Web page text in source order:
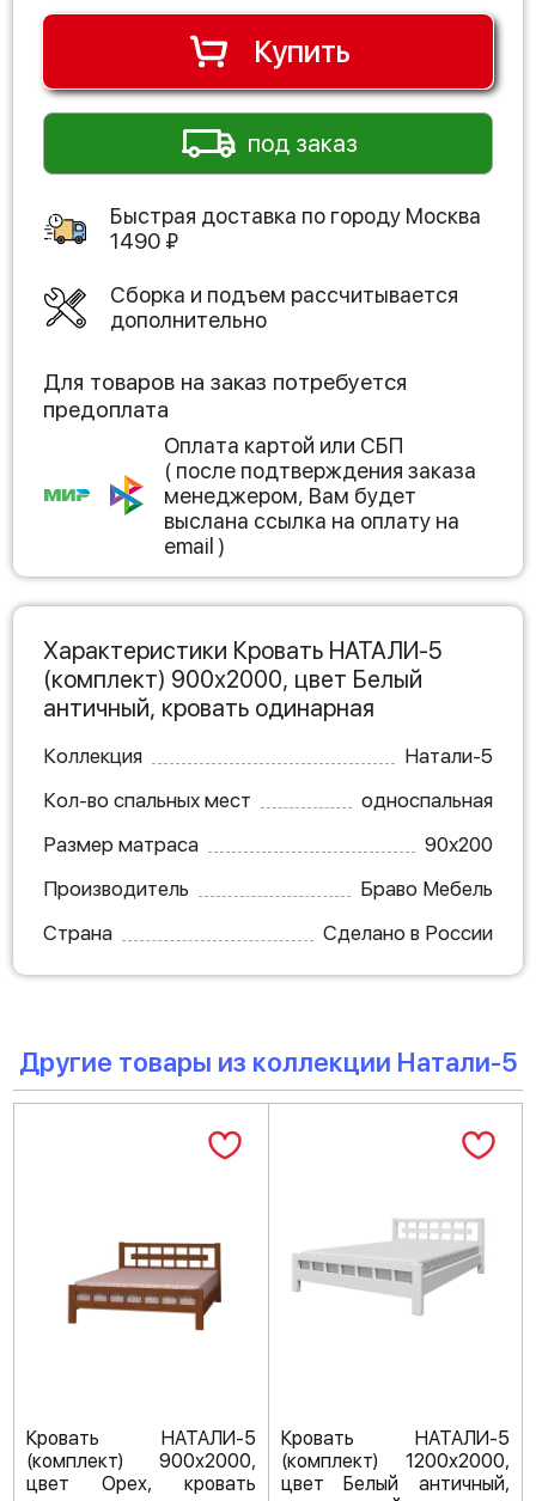
Купить
под заказ
Быстрая доставка по городу Москва
1490 ₽
Сборка и подъем рассчитывается
дополнительно
Для товаров на заказ потребуется
предоплата
Оплата картой или СБП
( после подтверждения заказа
менеджером, Вам будет
выслана ссылка на оплату на
email )
Характеристики Кровать НАТАЛИ-5
(комплект) 900х2000, цвет Белый
античный, кровать одинарная
Коллекция
Натали-5
Кол-во спальных мест
односпальная
Размер матраса
90х200
Производитель
Браво Мебель
Страна
Сделано в России
Другие товары из коллекции Натали-5
Кровать НАТАЛИ-5
(комплект) 900х2000,
цвет Орех, кровать
Кровать НАТАЛИ-5
(комплект) 1200х2000,
цвет Белый античный,